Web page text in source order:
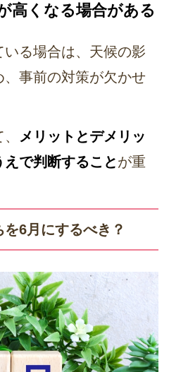
高くなる場合がある
る場合は、天候の影
事前の対策が欠かせ
メリットとデメリッ
えで判断することが重
6月にするべき？